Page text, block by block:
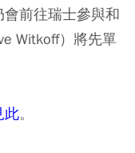
前往瑞士參與和
Witkoff）將先單
此。